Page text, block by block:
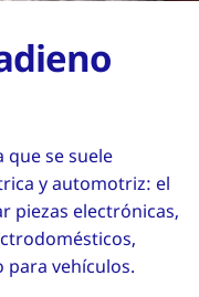
que se suele
y automotriz: el
piezas electrónicas,
para vehículos.